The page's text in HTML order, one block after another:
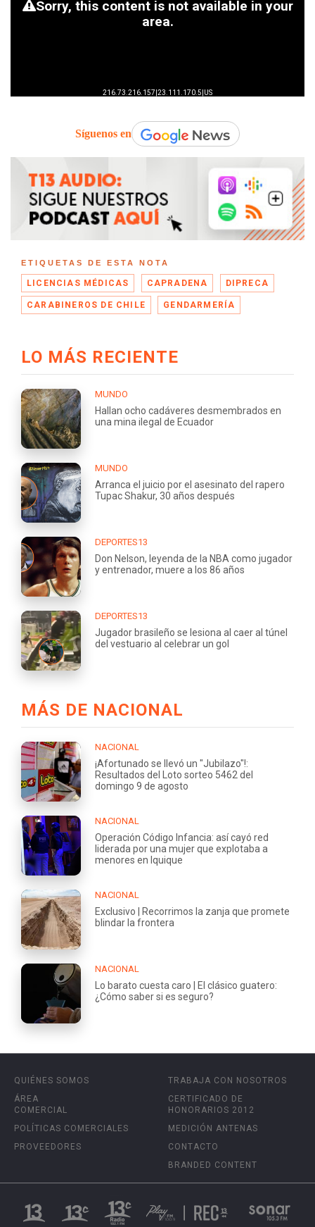
Síguenos en
ETIQUETAS DE ESTA NOTA
LICENCIAS MÉDICAS CAPRADENA DIPRECA
CARABINEROS DE CHILE GENDARMERÍA
LO MÁS RECIENTE
MUNDO
Hallan ocho cadáveres desmembrados en
una mina ilegal de Ecuador
MUNDO
Arranca el juicio por el asesinato del rapero
Tupac Shakur, 30 años después
DEPORTES13
Don Nelson, leyenda de la NBA como jugador
y entrenador, muere a los 86 años
DEPORTES13
Jugador brasileño se lesiona al caer al túnel
del vestuario al celebrar un gol
MÁS DE NACIONAL
NACIONAL
¡Afortunado se llevó un "Jubilazo"!:
Resultados del Loto sorteo 5462 del
domingo 9 de agosto
NACIONAL
Operación Código Infancia: así cayó red
liderada por una mujer que explotaba a
menores en Iquique
NACIONAL
Exclusivo | Recorrimos la zanja que promete
blindar la frontera
NACIONAL
Lo barato cuesta caro | El clásico guatero:
¿Cómo saber si es seguro?
QUIÉNES SOMOS
ÁREA
COMERCIAL
POLÍTICAS COMERCIALES
PROVEEDORES
TRABAJA CON NOSOTROS
CERTIFICADO DE
HONORARIOS 2012
MEDICIÓN ANTENAS
CONTACTO
BRANDED CONTENT